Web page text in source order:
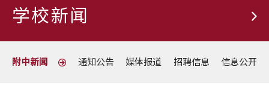
学校新闻
附中新闻 通知公告 媒体报道 招聘信息 信息公开